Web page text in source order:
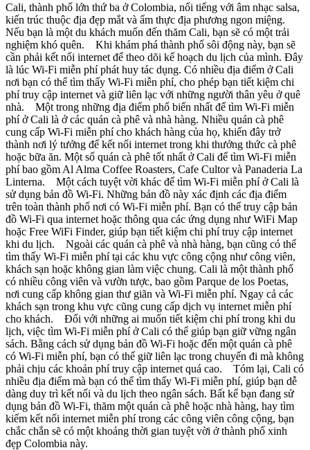
Cali, thành phố lớn thứ ba ở Colombia, nổi tiếng với âm nhạc salsa,
kiến trúc thuộc địa đẹp mắt và ẩm thực địa phương ngon miệng.
Nếu bạn là một du khách muốn đến thăm Cali, bạn sẽ có một trải
nghiệm khó quên. Khi khám phá thành phố sôi động này, bạn sẽ
cần phải kết nối internet để theo dõi kế hoạch du lịch của mình. Đây
là lúc Wi-Fi miễn phí phát huy tác dụng. Có nhiều địa điểm ở Cali
nơi bạn có thể tìm thấy Wi-Fi miễn phí, cho phép bạn tiết kiệm chi
phí truy cập internet và giữ liên lạc với những người thân yêu ở quê
nhà. Một trong những địa điểm phổ biến nhất để tìm Wi-Fi miễn
phí ở Cali là ở các quán cà phê và nhà hàng. Nhiều quán cà phê
cung cấp Wi-Fi miễn phí cho khách hàng của họ, khiến đây trở
thành nơi lý tưởng để kết nối internet trong khi thưởng thức cà phê
hoặc bữa ăn. Một số quán cà phê tốt nhất ở Cali để tìm Wi-Fi miễn
phí bao gồm Al Alma Coffee Roasters, Cafe Cultor và Panaderia La
Linterna. Một cách tuyệt vời khác để tìm Wi-Fi miễn phí ở Cali là
sử dụng bản đồ Wi-Fi. Những bản đồ này xác định các địa điểm
trên toàn thành phố nơi có Wi-Fi miễn phí. Bạn có thể truy cập bản
đồ Wi-Fi qua internet hoặc thông qua các ứng dụng như WiFi Map
hoặc Free WiFi Finder, giúp bạn tiết kiệm chi phí truy cập internet
khi du lịch. Ngoài các quán cà phê và nhà hàng, bạn cũng có thể
tìm thấy Wi-Fi miễn phí tại các khu vực công cộng như công viên,
khách sạn hoặc không gian làm việc chung. Cali là một thành phố
có nhiều công viên và vườn tược, bao gồm Parque de los Poetas,
nơi cung cấp không gian thư giãn và Wi-Fi miễn phí. Ngay cả các
khách sạn trong khu vực cũng cung cấp dịch vụ internet miễn phí
cho khách. Đối với những ai muốn tiết kiệm chi phí trong khi du
lịch, việc tìm Wi-Fi miễn phí ở Cali có thể giúp bạn giữ vững ngân
sách. Bằng cách sử dụng bản đồ Wi-Fi hoặc đến một quán cà phê
có Wi-Fi miễn phí, bạn có thể giữ liên lạc trong chuyến đi mà không
phải chịu các khoản phí truy cập internet quá cao. Tóm lại, Cali có
nhiều địa điểm mà bạn có thể tìm thấy Wi-Fi miễn phí, giúp bạn dễ
dàng duy trì kết nối và du lịch theo ngân sách. Bất kể bạn đang sử
dụng bản đồ Wi-Fi, thăm một quán cà phê hoặc nhà hàng, hay tìm
kiếm kết nối internet miễn phí trong các công viên công cộng, bạn
chắc chắn sẽ có một khoảng thời gian tuyệt vời ở thành phố xinh
đẹp Colombia này.